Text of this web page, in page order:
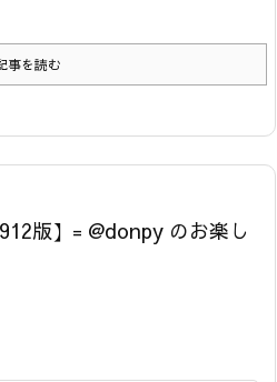
事を読む
版】= @donpy のお楽し